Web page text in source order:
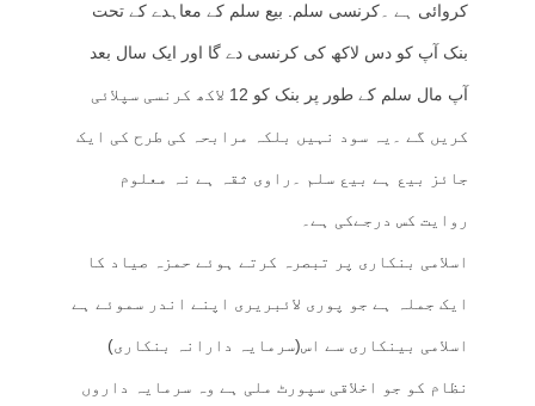
کروائی ہے ۔کرنسی سلم. بیع سلم کے معاہدے کے تحت
بنک آپ کو دس لاکھ کی کرنسی دے گا اور ایک سال بعد
آپ مال سلم کے طور پر بنک کو 12 لاکھ کرنسی سپلائی
کریں گے ۔یہ سود نہیں بلکہ مرابحہ کی طرح کی ایک
جائز بیع ہے بیع سلم ۔راوی ثقہ ہے نہ معلوم
روایت کس درجےکی ہے۔
اسلامی بنکاری پر تبصرہ کرتے ہوئے حمزہ صیاد کا
ایک جملہ ہے جو پوری لائبریری اپنے اندر سموئے ہے
اسلامی بینکاری سے اس(سرمایہ دارانہ بنکاری)
نظام کو جو اخلاقی سپورٹ ملی ہے وہ سرمایہ داروں